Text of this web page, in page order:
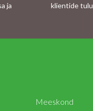
ja
klientide
Meeskond